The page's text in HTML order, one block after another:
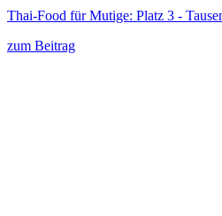
Thai-Food für Mutige: Platz 3 -
zum Beitrag